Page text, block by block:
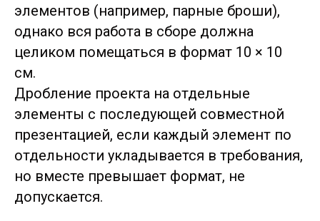
элементов (например, парные броши),
однако вся работа в сборе должна
целиком помещаться в формат 10 × 10
см.
Дробление проекта на отдельные
элементы с последующей совместной
презентацией, если каждый элемент по
отдельности укладывается в требования,
но вместе превышает формат, не
допускается.